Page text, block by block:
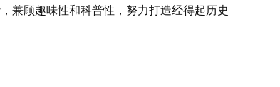
兼顾趣味性和科普性，努力打造经得起历史